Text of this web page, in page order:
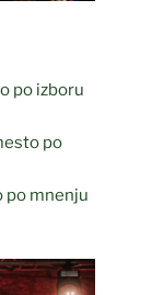
po izboru
po
po mnenju